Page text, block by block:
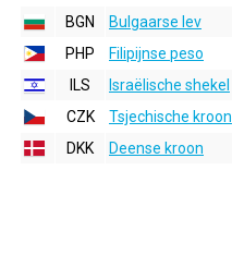
BGN
Bulgaarse lev
PHP
Filipijnse peso
ILS
Israëlische shekel
CZK
Tsjechische kroon
DKK
Deense kroon